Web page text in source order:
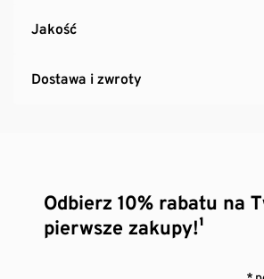
Jakość
Dostawa i zwroty
Odbierz 10% rabatu na
pierwsze zakupy!¹